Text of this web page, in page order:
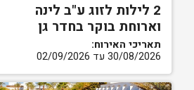
2 לילות לזוג ע"ב לינה
וארוחת בוקר בחדר גן
תאריכי האירוח:
30/08/2026 עד 02/09/2026